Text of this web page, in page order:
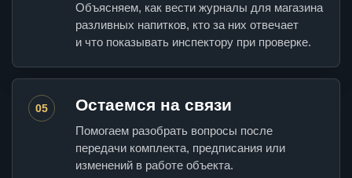
Объясняем, как вести журналы для магазина
разливных напитков, кто за них отвечает
и что показывать инспектору при проверке.
05 Остаемся на связи
Помогаем разобрать вопросы после
передачи комплекта, предписания или
изменений в работе объекта.